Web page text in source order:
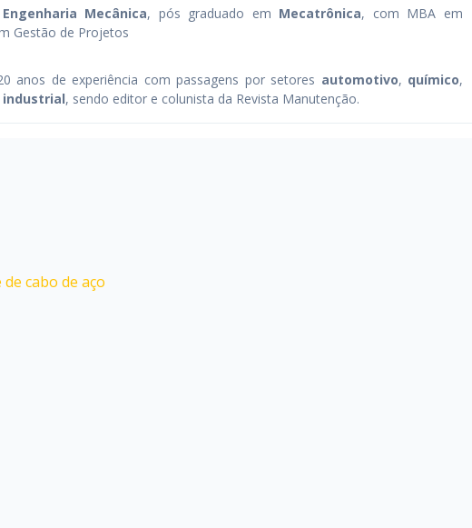
Engenharia Mecânica, pós graduado em Mecatrônica, com MBA em
Gestão de Projetos
anos de experiência com passagens por setores automotivo, químico,
industrial, sendo editor e colunista da Revista Manutenção.